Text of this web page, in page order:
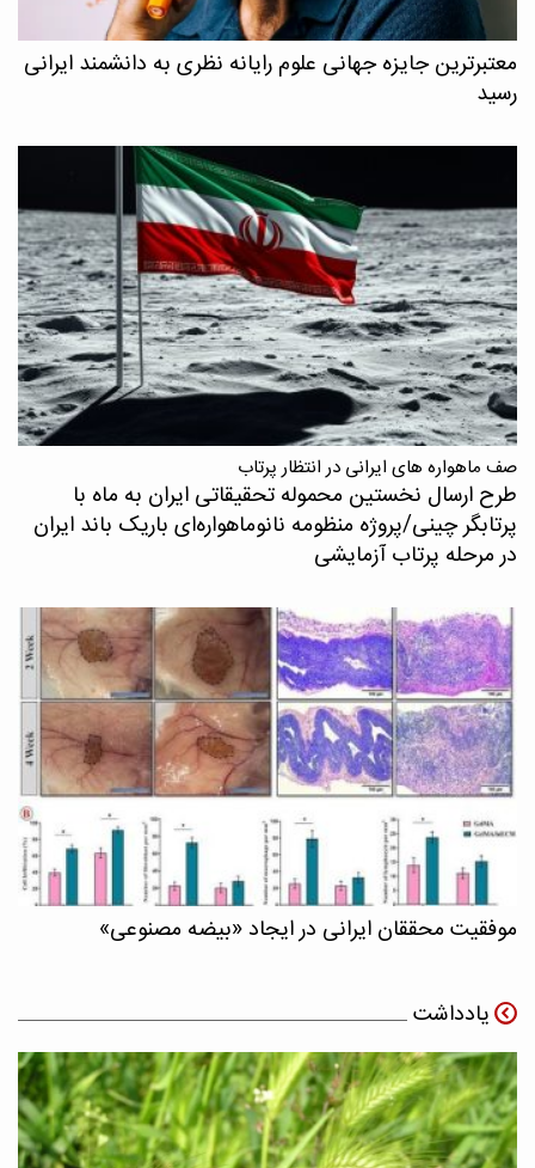
معتبرترین جایزه جهانی علوم رایانه نظری به دانشمند ایرانی
رسید
صف ماهواره های ایرانی در انتظار پرتاب
طرح ارسال نخستین محموله تحقیقاتی ایران به ماه با
پرتابگر چینی/پروژه منظومه نانوماهواره‌ای باریک باند ایران
در مرحله پرتاب آزمایشی
موفقیت محققان ایرانی در ایجاد «بیضه مصنوعی»
یادداشت